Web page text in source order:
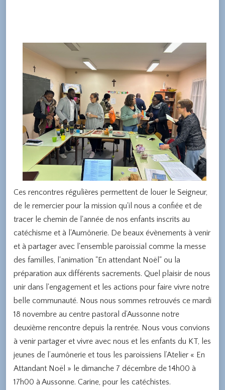
Ces rencontres régulières permettent de louer le Seigneur,
de le remercier pour la mission qu'il nous a confiée et de
tracer le chemin de l'année de nos enfants inscrits au
catéchisme et à l'Aumônerie. De beaux évènements à venir
et à partager avec l'ensemble paroissial comme la messe
des familles, l'animation "En attendant Noël" ou la
préparation aux différents sacrements. Quel plaisir de nous
unir dans l'engagement et les actions pour faire vivre notre
belle communauté. Nous nous sommes retrouvés ce mardi
18 novembre au centre pastoral d’Aussonne notre
deuxième rencontre depuis la rentrée. Nous vous convions
à venir partager et vivre avec nous et les enfants du KT, les
jeunes de l’aumônerie et tous les paroissiens l’Atelier « En
Attandant Noël » le dimanche 7 décembre de 14h00 à
17h00 à Aussonne. Carine, pour les catéchistes.